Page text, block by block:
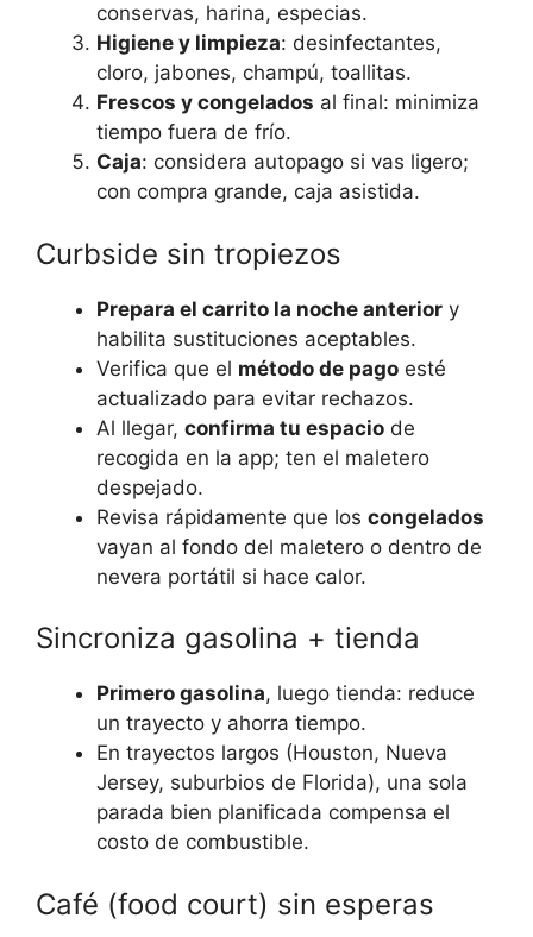
conservas, harina, especias.
Higiene y limpieza: desinfectantes,
cloro, jabones, champú, toallitas.
Frescos y congelados al final: minimiza
tiempo fuera de frío.
Caja: considera autopago si vas ligero;
con compra grande, caja asistida.
Curbside sin tropiezos
Prepara el carrito la noche anterior y
habilita sustituciones aceptables.
Verifica que el método de pago esté
actualizado para evitar rechazos.
Al llegar, confirma tu espacio de
recogida en la app; ten el maletero
despejado.
Revisa rápidamente que los congelados
vayan al fondo del maletero o dentro de
nevera portátil si hace calor.
Sincroniza gasolina + tienda
Primero gasolina, luego tienda: reduce
un trayecto y ahorra tiempo.
En trayectos largos (Houston, Nueva
Jersey, suburbios de Florida), una sola
parada bien planificada compensa el
costo de combustible.
Café (food court) sin esperas